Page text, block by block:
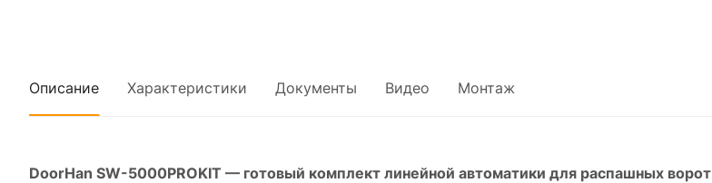
Описание Характеристики Документы Видео Монтаж
DoorHan SW-5000PROKIT — готовый комплект линейной автоматики для распашных ворот